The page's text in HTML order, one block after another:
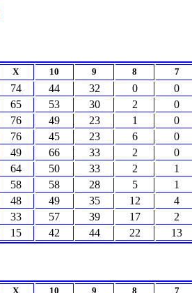
X 10 9 8 7
74 44 32 0 0
65 53 30 2 0
76 49 23 1 0
76 45 23 6 0
49 66 33 2 0
64 50 33 2 1
58 58 28 5 1
48 49 35 12 4
33 57 39 17 2
15 42 44 22 13
X 10 9 8 7